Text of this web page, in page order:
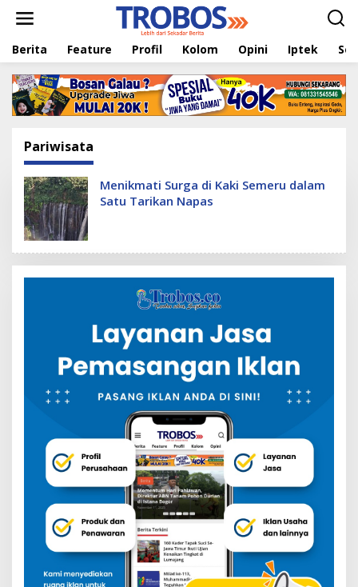
t
Berita Feature Profil Kolom Opini Iptek
Pariwisata
Menikmati Surga di Kaki Semeru dalam
Satu Tarikan Napas